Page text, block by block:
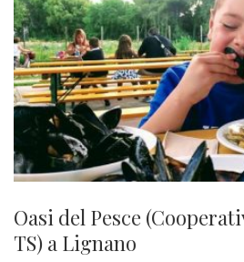
Oasi del Pesce
TS) a Lignano